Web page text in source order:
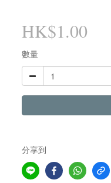
HK$1.00
數量
分享到